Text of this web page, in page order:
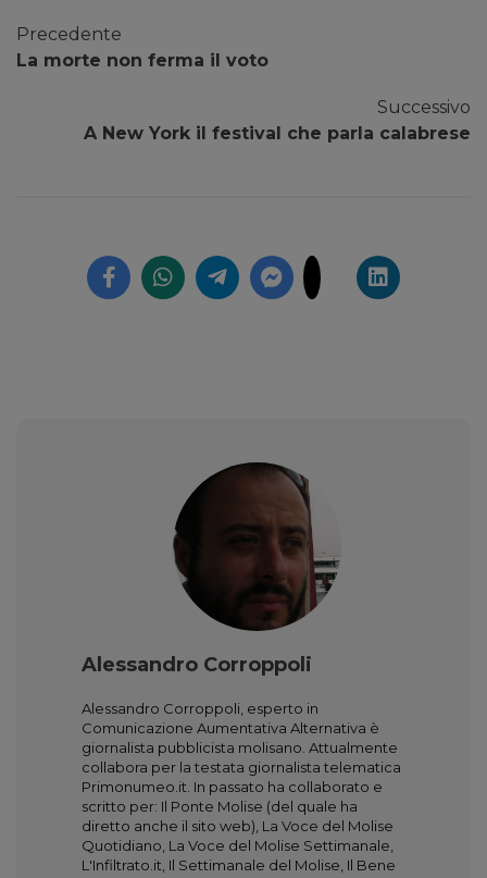
Precedente
La morte non ferma il voto
Successivo
A New York il festival che parla calabrese
Alessandro Corroppoli
Alessandro Corroppoli, esperto in
Comunicazione Aumentativa Alternativa è
giornalista pubblicista molisano. Attualmente
collabora per la testata giornalista telematica
Primonumeo.it. In passato ha collaborato e
scritto per: Il Ponte Molise (del quale ha
diretto anche il sito web), La Voce del Molise
Quotidiano, La Voce del Molise Settimanale,
L'Infiltrato.it, Il Settimanale del Molise, Il Bene